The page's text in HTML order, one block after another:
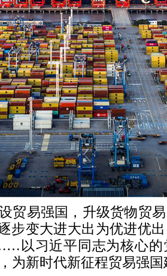
贸易强国，升级货物贸
步变大进大出为优进优
以习近平同志为核心的
为新时代新征程贸易强